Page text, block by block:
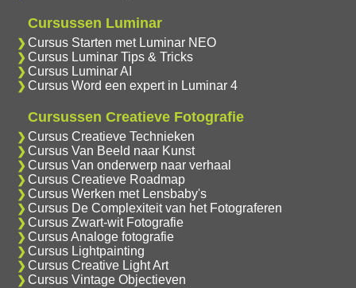
Cursussen Luminar
Cursus Starten met Luminar NEO
Cursus Luminar Tips & Tricks
Cursus Luminar AI
Cursus Word een expert in Luminar 4
Cursussen Creatieve Fotografie
Cursus Creatieve Technieken
Cursus Van Beeld naar Kunst
Cursus Van onderwerp naar verhaal
Cursus Creatieve Roadmap
Cursus Werken met Lensbaby's
Cursus De Complexiteit van het Fotograferen
Cursus Zwart-wit Fotografie
Cursus Analoge fotografie
Cursus Lightpainting
Cursus Creative Light Art
Cursus Vintage Objectieven